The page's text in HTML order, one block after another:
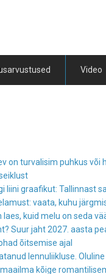
Video
on turvalisim puhkus või
liini graafikut: Tallinnast
vaata, kuhu
laes, kuid melu on seda
Suur jaht 2027. aasta
õitsemise ajal
lennuliikluse.
kõige